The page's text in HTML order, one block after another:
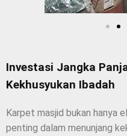
Investasi Jangka
Kekhusyukan Ibadah
Karpet masjid bukan hanya
penting dalam menunjang